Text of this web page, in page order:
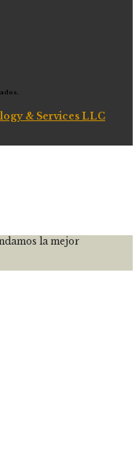
& Services LLC
la mejor